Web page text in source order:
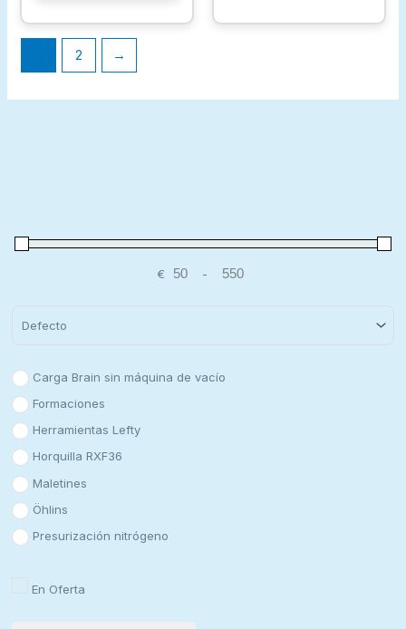
€ -
Sort Products
Carga Brain sin máquina de vacío
Formaciones
Herramientas Lefty
Horquilla RXF36
Maletines
Öhlins
Presurización nitrógeno
Purga
En Oferta
2 →